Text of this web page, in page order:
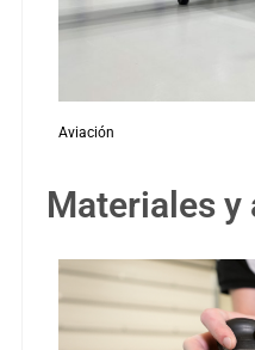
Aviación
Materiales